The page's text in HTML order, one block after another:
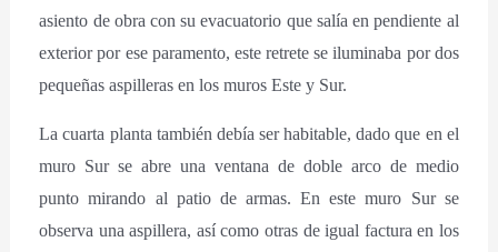
asiento de obra con su evacuatorio que salía en pendiente al
exterior por ese paramento, este retrete se iluminaba por dos
pequeñas aspilleras en los muros Este y Sur.
La cuarta planta también debía ser habitable, dado que en el
muro Sur se abre una ventana de doble arco de medio
punto mirando al patio de armas. En este muro Sur se
observa una aspillera, así como otras de igual factura en los